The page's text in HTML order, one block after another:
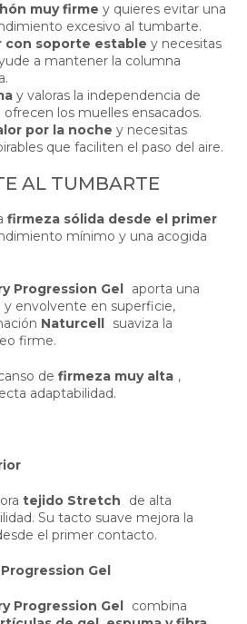
muy firme y quieres evitar una
excesivo al tumbarte.
con soporte estable y necesitas
a mantener la columna
y valoras la independencia de
los muelles ensacados.
por la noche y necesitas
que faciliten el paso del aire.
AL TUMBARTE
firmeza sólida desde el primer
mínimo y una acogida
Progression Gel aporta una
y envolvente en superficie,
Naturcell suaviza la
firme.
de firmeza muy alta ,
adaptabilidad.
tejido Stretch
de alta
Su tacto suave mejora la
el primer contacto.
Gel
Progression Gel combina